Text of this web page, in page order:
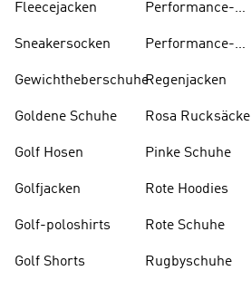
Fleecejacken
Sneakersocken
Gewichtheberschuhe
Goldene Schuhe
Golf Hosen
Golfjacken
Golf-poloshirts
Golf Shorts
Performance-
Performance-
Regenjacken
Rosa Rucksäcke
Pinke Schuhe
Rote Hoodies
Rote Schuhe
Rugbyschuhe